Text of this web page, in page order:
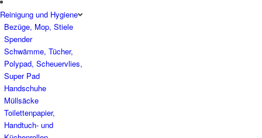
Reinigung und Hygiene
Bezüge, Mop, Stiele
Spender
Schwämme, Tücher,
Polypad, Scheuervlies,
Super Pad
Handschuhe
Müllsäcke
Toilettenpapier,
Handtuch- und